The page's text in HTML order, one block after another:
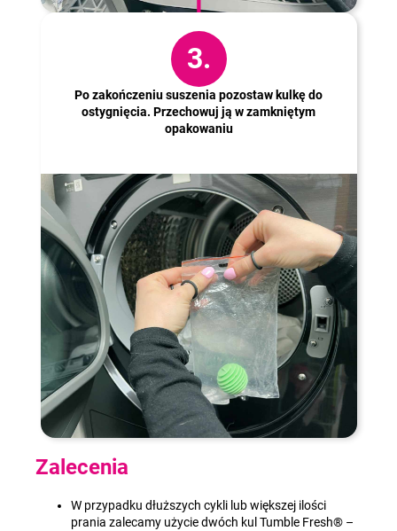
3.
Po zakończeniu suszenia pozostaw kulkę do
ostygnięcia. Przechowuj ją w zamkniętym
opakowaniu
Zalecenia
W przypadku dłuższych cykli lub większej ilości
prania zalecamy użycie dwóch kul Tumble Fresh® –